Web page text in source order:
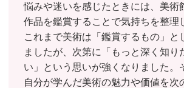
悩みや迷いを感じたときには、美術
作品を鑑賞することで気持ちを整理
これまで美術は「鑑賞するもの」と
ましたが、次第に「もっと深く知り
い」という思いが強くなりました。
自分が学んだ美術の魅力や価値を次